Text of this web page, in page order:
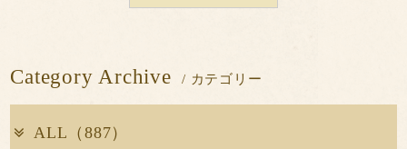
Category Archive / カテゴリー
ALL（887）